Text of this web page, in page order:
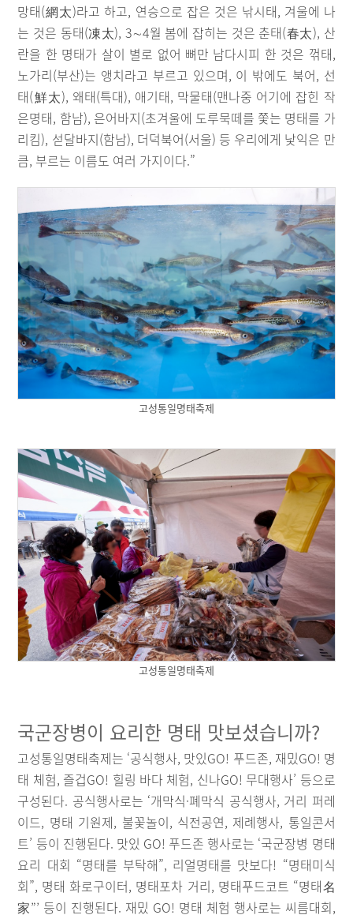
망태(網太)라고 하고, 연승으로 잡은 것은 낚시태, 겨울에 나
는 것은 동태(凍太), 3∼4월 봄에 잡히는 것은 춘태(春太), 산
란을 한 명태가 살이 별로 없어 뼈만 남다시피 한 것은 꺾태,
노가리(부산)는 앵치라고 부르고 있으며, 이 밖에도 북어, 선
태(鮮太), 왜태(특대), 애기태, 막물태(맨나중 어기에 잡힌 작
은명태, 함남), 은어바지(초겨울에 도루묵떼를 쫓는 명태를 가
리킴), 섣달바지(함남), 더덕북어(서울) 등 우리에게 낯익은 만
큼, 부르는 이름도 여러 가지이다.”
고성통일명태축제
고성통일명태축제
국군장병이 요리한 명태 맛보셨습니까?
고성통일명태축제는 ‘공식행사, 맛있GO! 푸드존, 재밌GO! 명
태 체험, 즐겁GO! 힐링 바다 체험, 신나GO! 무대행사’ 등으로
구성된다. 공식행사로는 ‘개막식·폐막식 공식행사, 거리 퍼레
이드, 명태 기원제, 불꽃놀이, 식전공연, 제례행사, 통일콘서
트’ 등이 진행된다. 맛있 GO! 푸드존 행사로는 ‘국군장병 명태
요리 대회 “명태를 부탁해”, 리얼명태를 맛보다! “명태미식
회”, 명태 화로구이터, 명태포차 거리, 명태푸드코트 “명태名
家”’ 등이 진행된다. 재밌 GO! 명태 체험 행사로는 씨름대회,